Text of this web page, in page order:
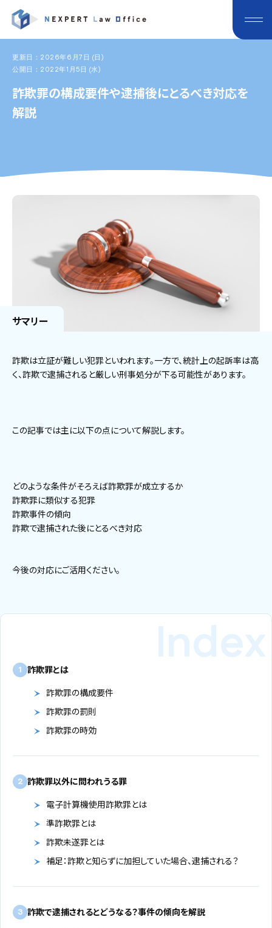
更新日：2026年6月7日 (日)
公開日：2022年1月5日 (水)
詐欺罪の構成要件や逮捕後にとるべき対応を
解説
サマリー
詐欺は立証が難しい犯罪といわれます。一方で、統計上の起訴率は高
く、詐欺で逮捕されると厳しい刑事処分が下る可能性があります。
この記事では主に以下の点について解説します。
どのような条件がそろえば詐欺罪が成立するか
詐欺罪に類似する犯罪
詐欺事件の傾向
詐欺で逮捕された後にとるべき対応
今後の対応にご活用ください。
1 詐欺罪とは
詐欺罪の構成要件
詐欺罪の罰則
詐欺罪の時効
2 詐欺罪以外に問われうる罪
電子計算機使用詐欺罪とは
準詐欺罪とは
詐欺未遂罪とは
補足：詐欺と知らずに加担していた場合、逮捕される？
3 詐欺で逮捕されるとどうなる？事件の傾向を解説